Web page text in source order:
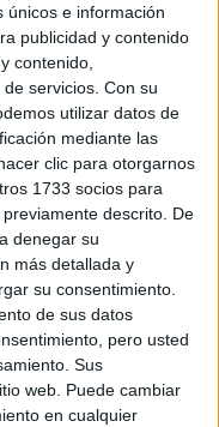
únicos e información
publicidad y contenido
contenido,
servicios. Con su
utilizar datos de
mediante las
clic para otorgarnos
1733 socios para
descrito. De
denegar su
más detallada y
su consentimiento.
de sus datos
pero usted
Sus
web. Puede cambiar
en cualquier
y Electrónica
Dónde se
estudia
es Dónde
es Dónde
es
Título